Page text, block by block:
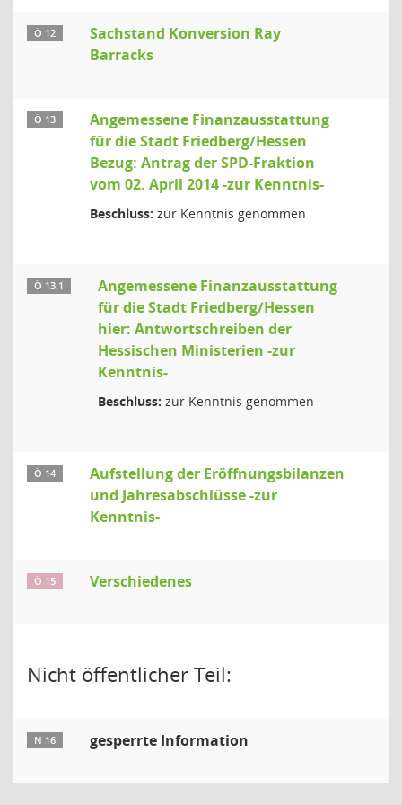
Ö 12
Sachstand Konversion Ray
Barracks
Ö 13
Angemessene Finanzausstattung
für die Stadt Friedberg/Hessen
Bezug: Antrag der SPD-Fraktion
vom 02. April 2014 -zur Kenntnis-
Beschluss: zur Kenntnis genommen
Ö 13.1
Angemessene Finanzausstattung
für die Stadt Friedberg/Hessen
hier: Antwortschreiben der
Hessischen Ministerien -zur
Kenntnis-
Beschluss: zur Kenntnis genommen
Ö 14
Aufstellung der Eröffnungsbilanzen
und Jahresabschlüsse -zur
Kenntnis-
Ö 15 Verschiedenes
Nicht öffentlicher Teil:
N 16 gesperrte Information